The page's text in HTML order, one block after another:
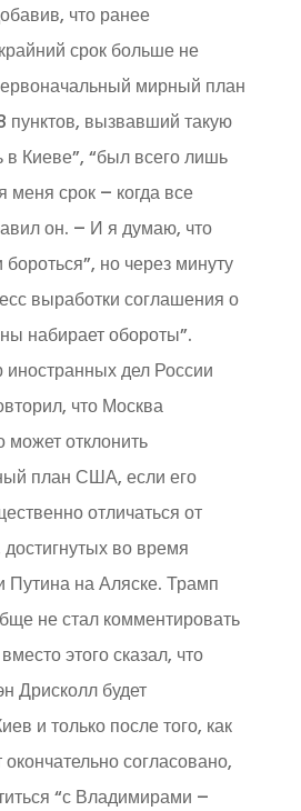
что ранее
срок больше не
мирный план
пунктов, вызвавший такую
в Киеве”, “был всего лишь
меня срок – когда все
он. – И я думаю, что
бороться”, но через минуту
выработки соглашения о
набирает обороты”.
дел России
что Москва
может отклонить
план США, если его
отличаться от
во время
Путина на Аляске. Трамп
не стал комментировать
этого сказал, что
Дрисколл будет
и только после того, как
согласовано,
“с Владимирами –